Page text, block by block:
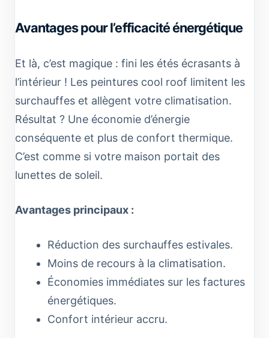
Avantages pour l’efficacité énergétique
Et là, c’est magique : fini les étés écrasants à
l’intérieur ! Les peintures cool roof limitent les
surchauffes et allègent votre climatisation.
Résultat ? Une économie d’énergie
conséquente et plus de confort thermique.
C’est comme si votre maison portait des
lunettes de soleil.
Avantages principaux :
Réduction des surchauffes estivales.
Moins de recours à la climatisation.
Économies immédiates sur les factures
énergétiques.
Confort intérieur accru.